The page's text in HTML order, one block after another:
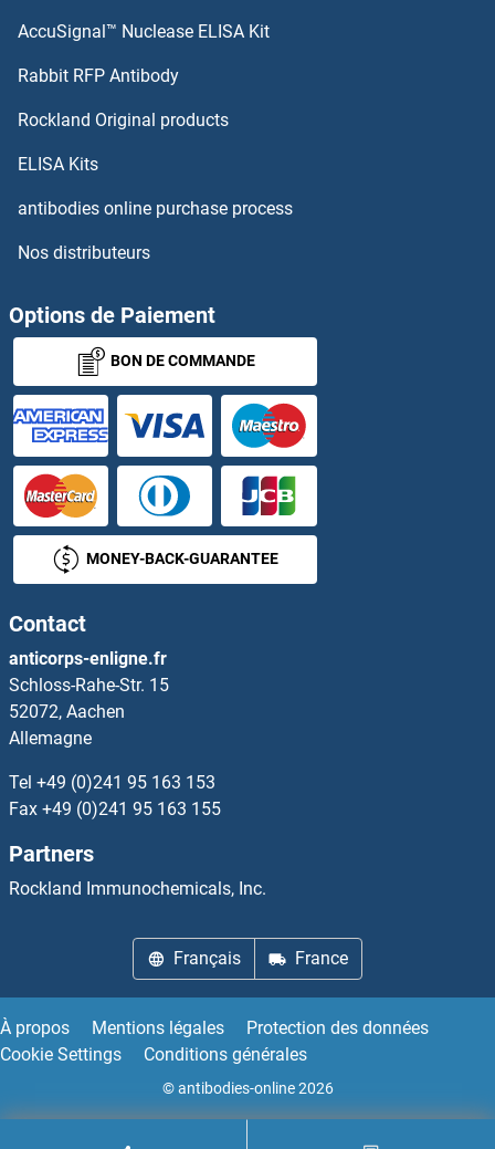
GIPC2 Anticorps
GK2 Anticorps
GK5 Anticorps
GLA Anticorps
GLB1 Anticorps
GLB1L Anticorps
GLCCI1 Anticorps
GLDC Anticorps
GLDN Anticorps
GLE1 Anticorps
GLG1 Anticorps
GLI1 Anticorps
GLI2 Anticorps
GLI3 Anticorps
Glicentin-related polypeptide Anticorps
GLIPR1L2 Anticorps
GLIPR2 Anticorps
AccuSignal™ Nuclease ELISA Kit
Rabbit RFP Antibody
Rockland Original products
ELISA Kits
antibodies online purchase process
Nos distributeurs
Options de Paiement
BON DE COMMANDE
MONEY-BACK-GUARANTEE
Contact
anticorps-enligne.fr
Schloss-Rahe-Str. 15
52072, Aachen
Allemagne
Tel +49 (0)241 95 163 153
Fax +49 (0)241 95 163 155
Partners
Rockland Immunochemicals, Inc.
Français France
À propos Mentions légales
Protection des données
Cookie Settings
Conditions générales
© antibodies-online 2026